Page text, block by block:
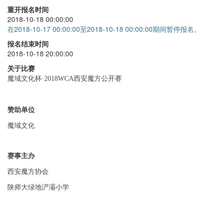
七阶
最少步
单手
五魔方
金字塔
+
SQ1
Redi魔方
重开报名时间
2018-10-18 00:00:00
在2018-10-17 00:00:00至2018-10-18 00:00:00期间暂停报名。
报名结束时间
2018-10-18 20:00:00
关于比赛
魔域文化杯·2018WCA西安魔方公开赛
赞助单位
魔域文化
赛事主办
西安魔方协会
陕师大绿地浐灞小学